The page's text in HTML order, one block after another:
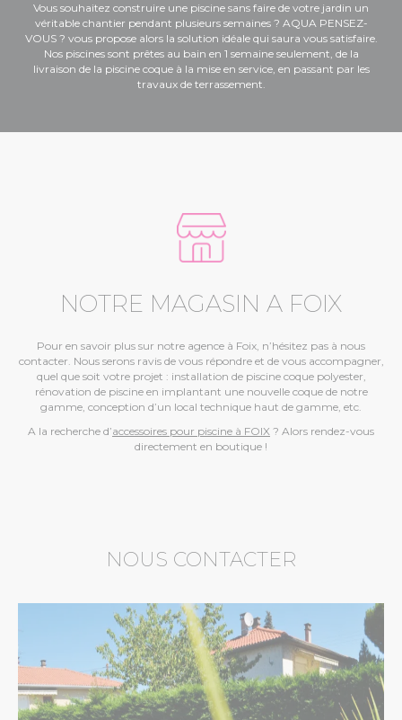
Vous souhaitez construire une piscine sans faire de votre jardin un
véritable chantier pendant plusieurs semaines ? AQUA PENSEZ-
VOUS ? vous propose alors la solution idéale qui saura vous satisfaire.
Nos piscines sont prêtes au bain en 1 semaine seulement, de la
livraison de la piscine coque à la mise en service, en passant par les
travaux de terrassement.
NOTRE MAGASIN A FOIX
Pour en savoir plus sur notre agence à Foix, n’hésitez pas à nous
contacter. Nous serons ravis de vous répondre et de vous accompagner,
quel que soit votre projet : installation de piscine coque polyester,
rénovation de piscine en implantant une nouvelle coque de notre
gamme, conception d’un local technique haut de gamme, etc.
A la recherche d’accessoires pour piscine à FOIX ? Alors rendez-vous
directement en boutique !
NOUS CONTACTER